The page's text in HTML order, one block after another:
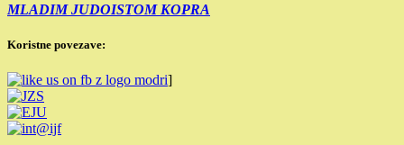
MLADIM JUDOISTOM KOPRA
Koristne povezave:
]